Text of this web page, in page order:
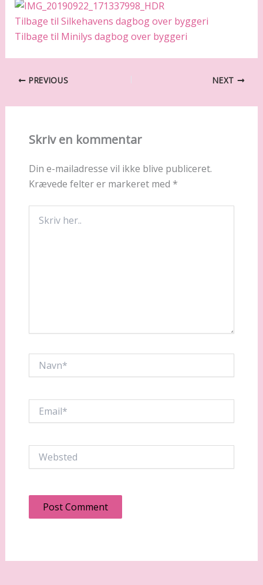
Tilbage til Silkehavens dagbog over byggeri
Tilbage til Minilys dagbog over byggeri
PREVIOUS NEXT
Skriv en kommentar
Din e-mailadresse vil ikke blive publiceret.
Krævede felter er markeret med *
her..